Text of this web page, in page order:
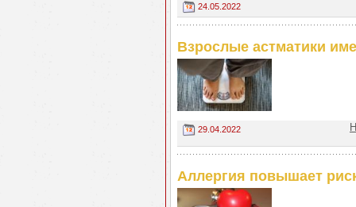
24.05.2022
Взрослые астматики
29.04.2022
Аллергия повышает